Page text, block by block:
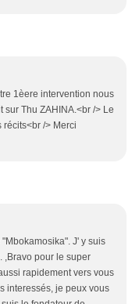
1èere intervention nous
sur Thu ZAHINA.<br /> Le
/> Merci
J' y suis
,Bravo pour le super
rapidement vers vous
interessés, je peux vous